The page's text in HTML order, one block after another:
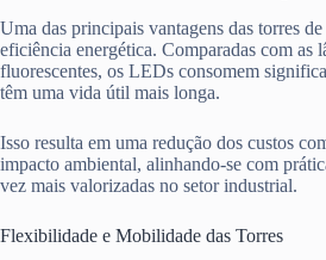
Uma das principais vantagens das torres
eficiência energética. Comparadas com as
fluorescentes, os LEDs consomem
têm uma vida útil mais longa.
Isso resulta em uma redução dos custos
impacto ambiental, alinhando-se com
vez mais valorizadas no setor industrial.
Flexibilidade e Mobilidade das Torres